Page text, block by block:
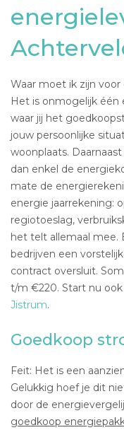
Waar moet ik zijn
Het is onmogelijk één
waar jij het
jouw persoonlijke
woonplaats.
dan enkel de
mate de
energie jaarrekening:
regiotoeslag,
het telt allemaal mee.
bedrijven een
contract oversluit.
t/m €220. Start nu
Jistrum.
Goedkoop
Feit: Het is een
Gelukkig hoef je dit
door de
goedkoop